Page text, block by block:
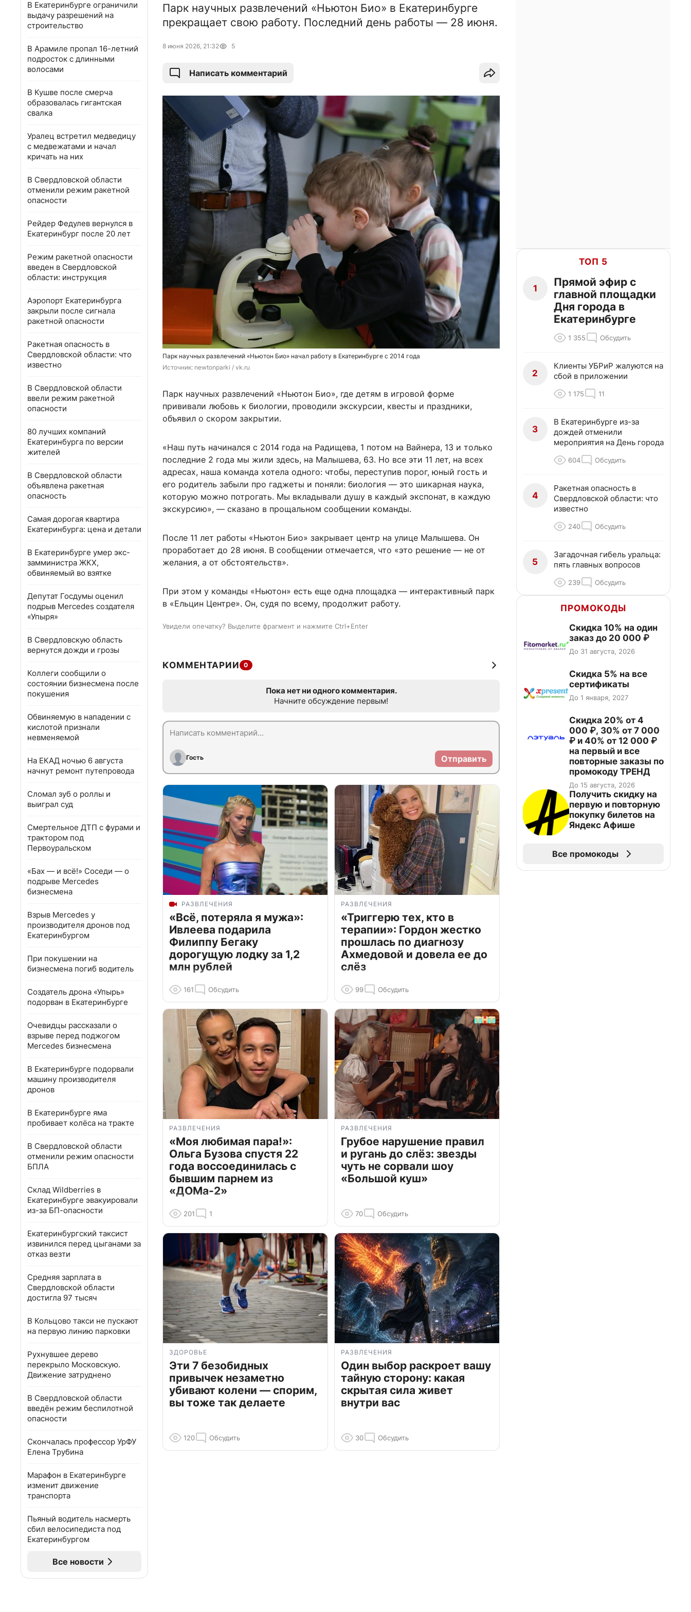
В Екатеринбурге ограничили
выдачу разрешений на
строительство
В Арамиле пропал 16-летний
подросток с длинными
волосами
В Кушве после смерча
образовалась гигантская
свалка
Уралец встретил медведицу
с медвежатами и начал
кричать на них
В Свердловской области
отменили режим ракетной
опасности
Рейдер Федулев вернулся в
Екатеринбург после 20 лет
Режим ракетной опасности
введен в Свердловской
области: инструкция
Аэропорт Екатеринбурга
закрыли после сигнала
ракетной опасности
Ракетная опасность в
Свердловской области: что
известно
В Свердловской области
ввели режим ракетной
опасности
80 лучших компаний
Екатеринбурга по версии
жителей
В Свердловской области
объявлена ракетная
опасность
Самая дорогая квартира
Екатеринбурга: цена и детали
В Екатеринбурге умер экс-
замминистра ЖКХ,
обвиняемый во взятке
Депутат Госдумы оценил
подрыв Mercedes создателя
«Упыря»
В Свердловскую область
вернутся дожди и грозы
Коллеги сообщили о
состоянии бизнесмена после
покушения
Обвиняемую в нападении с
кислотой признали
невменяемой
На ЕКАД ночью 6 августа
начнут ремонт путепровода
Сломал зуб о роллы и
выиграл суд
Смертельное ДТП с фурами и
трактором под
Первоуральском
«Бах — и всё!» Соседи — о
подрыве Mercedes
бизнесмена
Взрыв Mercedes у
производителя дронов под
Екатеринбургом
При покушении на
бизнесмена погиб водитель
Создатель дрона «Упырь»
подорван в Екатеринбурге
Очевидцы рассказали о
взрыве перед поджогом
Mercedes бизнесмена
В Екатеринбурге подорвали
машину производителя
дронов
В Екатеринбурге яма
пробивает колёса на тракте
В Свердловской области
отменили режим опасности
БПЛА
Склад Wildberries в
Екатеринбурге эвакуировали
из-за БП-опасности
Екатеринбургский таксист
извинился перед цыганами за
отказ везти
Средняя зарплата в
Свердловской области
достигла 97 тысяч
В Кольцово такси не пускают
на первую линию парковки
Рухнувшее дерево
перекрыло Московскую.
Движение затруднено
В Свердловской области
введён режим беспилотной
опасности
Скончалась профессор УрФУ
Елена Трубина
Марафон в Екатеринбурге
изменит движение
транспорта
Пьяный водитель насмерть
сбил велосипедиста под
Екатеринбургом
Все новости
Парк научных развлечений «Ньютон Био» в Екатеринбурге
прекращает свою работу. Последний день работы — 28 июня.
8 июня 2026, 21:32 5
Написать комментарий
Парк научных развлечений «Ньютон Био» начал работу в Екатеринбурге с 2014 года
Источник: newtonparki / vk.ru
Парк научных развлечений «Ньютон Био», где детям в игровой форме
прививали любовь к биологии, проводили экскурсии, квесты и праздники,
объявил о скором закрытии.
«Наш путь начинался с 2014 года на Радищева, 1 потом на Вайнера, 13 и только
последние 2 года мы жили здесь, на Малышева, 63. Но все эти 11 лет, на всех
адресах, наша команда хотела одного: чтобы, переступив порог, юный гость и
его родитель забыли про гаджеты и поняли: биология — это шикарная наука,
которую можно потрогать. Мы вкладывали душу в каждый экспонат, в каждую
экскурсию», — сказано в прощальном сообщении команды.
После 11 лет работы «Ньютон Био» закрывает центр на улице Малышева. Он
проработает до 28 июня. В сообщении отмечается, что «это решение — не от
желания, а от обстоятельств».
При этом у команды «Ньютон» есть еще одна площадка — интерактивный парк
в «Ельцин Центре». Он, судя по всему, продолжит работу.
Увидели опечатку? Выделите фрагмент и нажмите Ctrl+Enter
КОММЕНТАРИИ 0
Пока нет ни одного комментария.
Начните обсуждение первым!
Гость Отправить
РАЗВЛЕЧЕНИЯ
«Всё, потеряла я мужа»:
Ивлеева подарила
Филиппу Бегаку
дорогущую лодку за 1,2
млн рублей
161 Обсудить
РАЗВЛЕЧЕНИЯ
«Триггерю тех, кто в
терапии»: Гордон жестко
прошлась по диагнозу
Ахмедовой и довела ее до
слёз
99 Обсудить
РАЗВЛЕЧЕНИЯ
«Моя любимая пара!»:
Ольга Бузова спустя 22
года воссоединилась с
бывшим парнем из
«ДОМа-2»
201 1
РАЗВЛЕЧЕНИЯ
Грубое нарушение правил
и ругань до слёз: звезды
чуть не сорвали шоу
«Большой куш»
70 Обсудить
ЗДОРОВЬЕ
Эти 7 безобидных
привычек незаметно
убивают колени — спорим,
вы тоже так делаете
120 Обсудить
РАЗВЛЕЧЕНИЯ
Один выбор раскроет вашу
тайную сторону: какая
скрытая сила живет
внутри вас
30 Обсудить
ТОП 5
1
Прямой эфир с
главной площадки
Дня города в
Екатеринбурге
1 355 Обсудить
2
Клиенты УБРиР жалуются на
сбой в приложении
1 175 11
3
В Екатеринбурге из-за
дождей отменили
мероприятия на День города
604 Обсудить
4
Ракетная опасность в
Свердловской области: что
известно
240 Обсудить
5
Загадочная гибель уральца:
пять главных вопросов
239 Обсудить
ПРОМОКОДЫ
Скидка 10% на один
заказ до 20 000 ₽
До 31 августа, 2026
Скидка 5% на все
сертификаты
До 1 января, 2027
Скидка 20% от 4
000 ₽, 30% от 7 000
₽ и 40% от 12 000 ₽
на первый и все
повторные заказы по
промокоду ТРЕНД
До 15 августа, 2026
Получить скидку на
первую и повторную
покупку билетов на
Яндекс Афише
Все промокоды